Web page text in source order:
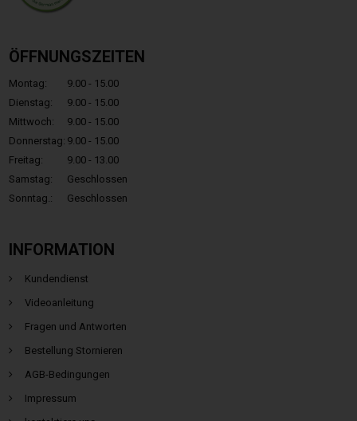
ÖFFNUNGSZEITEN
Montag:
9.00 - 15.00
Dienstag:
9.00 - 15.00
Mittwoch:
9.00 - 15.00
Donnerstag: 9.00 - 15.00
Freitag:
9.00 - 13.00
Samstag:
Geschlossen
Sonntag.:
Geschlossen
INFORMATION
Kundendienst
Videoanleitung
Fragen und Antworten
Bestellung Stornieren
AGB-Bedingungen
Impressum